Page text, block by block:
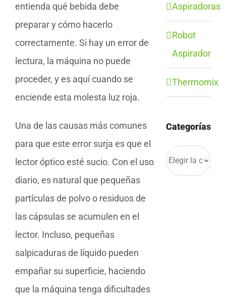
entienda qué bebida debe
preparar y cómo hacerlo
correctamente. Si hay un error de
lectura, la máquina no puede
proceder, y es aquí cuando se
enciende esta molesta luz roja.
Una de las causas más comunes
para que este error surja es que el
lector óptico esté sucio. Con el uso
diario, es natural que pequeñas
partículas de polvo o residuos de
las cápsulas se acumulen en el
lector. Incluso, pequeñas
salpicaduras de líquido pueden
empañar su superficie, haciendo
que la máquina tenga dificultades
Aspiradoras
Robot
Aspirador
Thermomix
Categorías
Categorías